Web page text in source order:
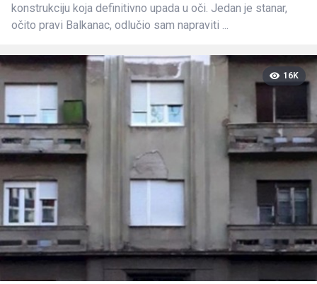
konstrukciju koja definitivno upada u oči. Jedan je stanar,
očito pravi Balkanac, odlučio sam napraviti ...
16K